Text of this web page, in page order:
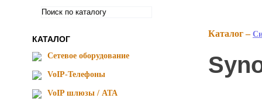
КАТАЛОГ
Сетевое оборудование
VoIP-Телефоны
VoIP шлюзы / ATA
Каталог –